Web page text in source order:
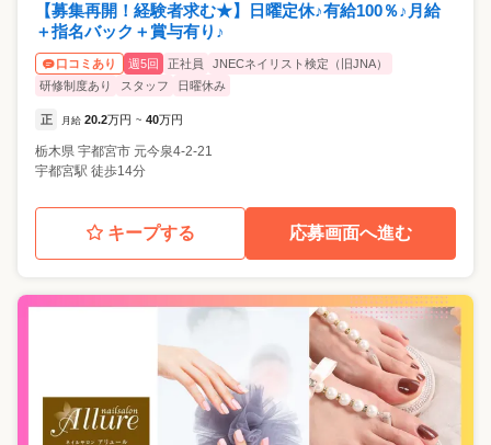
【募集再開！経験者求む★】日曜定休♪有給100％♪月給
＋指名バック＋賞与有り♪
口コミあり 週5回 正社員
JNECネイリスト検定（旧JNA）
研修制度あり
スタッフ 日曜休み
正 月給 20.2万円 ~ 40万円
栃木県 宇都宮市 元今泉4-2-21
宇都宮駅 徒歩14分
キープする 応募画面へ進む